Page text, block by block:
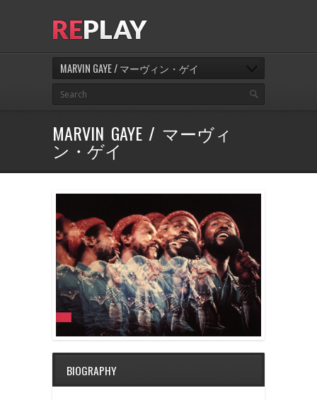
MARVIN GAYE / マーヴィン・ゲイ
MARVIN GAYE / マーヴィ
ン・ゲイ
BIOGRAPHY